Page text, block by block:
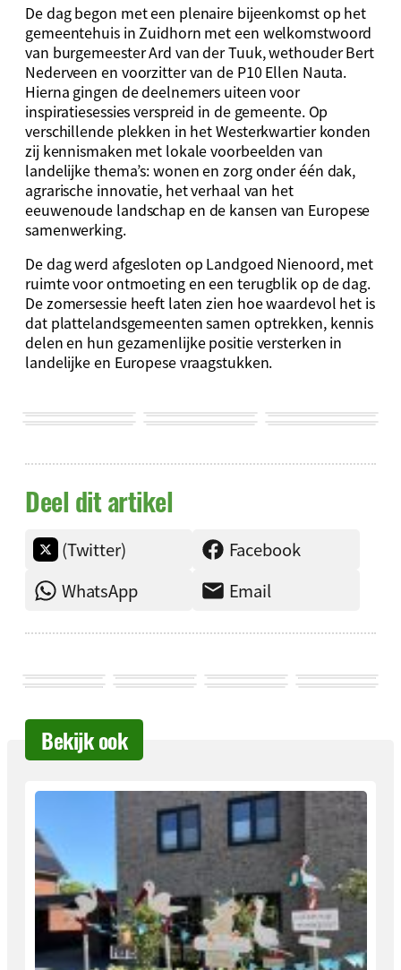
De dag begon met een plenaire bijeenkomst op het
gemeentehuis in Zuidhorn met een welkomstwoord
van burgemeester Ard van der Tuuk, wethouder Bert
Nederveen en voorzitter van de P10 Ellen Nauta.
Hierna gingen de deelnemers uiteen voor
inspiratiesessies verspreid in de gemeente. Op
verschillende plekken in het Westerkwartier konden
zij kennismaken met lokale voorbeelden van
landelijke thema’s: wonen en zorg onder één dak,
agrarische innovatie, het verhaal van het
eeuwenoude landschap en de kansen van Europese
samenwerking.
De dag werd afgesloten op Landgoed Nienoord, met
ruimte voor ontmoeting en een terugblik op de dag.
De zomersessie heeft laten zien hoe waardevol het is
dat plattelandsgemeenten samen optrekken, kennis
delen en hun gezamenlijke positie versterken in
landelijke en Europese vraagstukken.
Deel dit artikel
(Twitter)
Facebook
WhatsApp
Email
Bekijk ook